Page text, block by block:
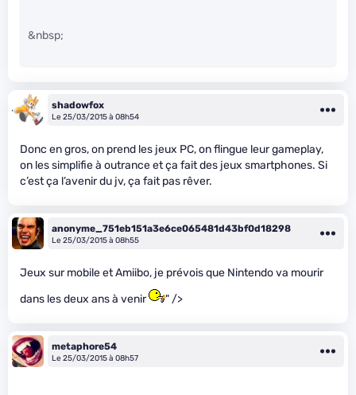
&nbsp;
shadowfox
Le 25/03/2015 à 08h54
Donc en gros, on prend les jeux PC, on flingue leur gameplay,
on les simplifie à outrance et ça fait des jeux smartphones. Si
c’est ça l’avenir du jv, ça fait pas rêver.
anonyme_751eb151a3e6ce065481d43bf0d18298
Le 25/03/2015 à 08h55
Jeux sur mobile et Amiibo, je prévois que Nintendo va mourir
dans les deux ans à venir
" />
metaphore54
Le 25/03/2015 à 08h57